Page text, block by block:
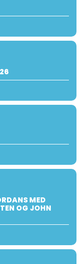
MED
OG JOHN